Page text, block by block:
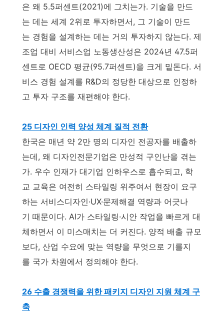
은 왜 5.5퍼센트(2021)에 그치는가. 기술을 만드
는 데는 세계 2위로 투자하면서, 그 기술이 만드
는 경험을 설계하는 데는 거의 투자하지 않는다. 제
조업 대비 서비스업 노동생산성은 2024년 47.5퍼
센트로 OECD 평균(95.7퍼센트)을 크게 밑돈다. 서
비스 경험 설계를 R&D의 정당한 대상으로 인정하
고 투자 구조를 재편해야 한다.
25 디자인 인력 양성 체계 질적 전환
한국은 매년 약 2만 명의 디자인 전공자를 배출하
는데, 왜 디자인전문기업은 만성적 구인난을 겪는
가. 우수 인재가 대기업 인하우스로 흡수되고, 학
교 교육은 여전히 스타일링 위주여서 현장이 요구
하는 서비스디자인·UX·문제해결 역량과 어긋나
기 때문이다. AI가 스타일링·시안 작업을 빠르게 대
체하면서 이 미스매치는 더 커진다. 양적 배출 규모
보다, 산업 수요에 맞는 역량을 무엇으로 기를지
를 국가 차원에서 정의해야 한다.
26 수출 경쟁력을 위한 패키지 디자인 지원 체계 구
축